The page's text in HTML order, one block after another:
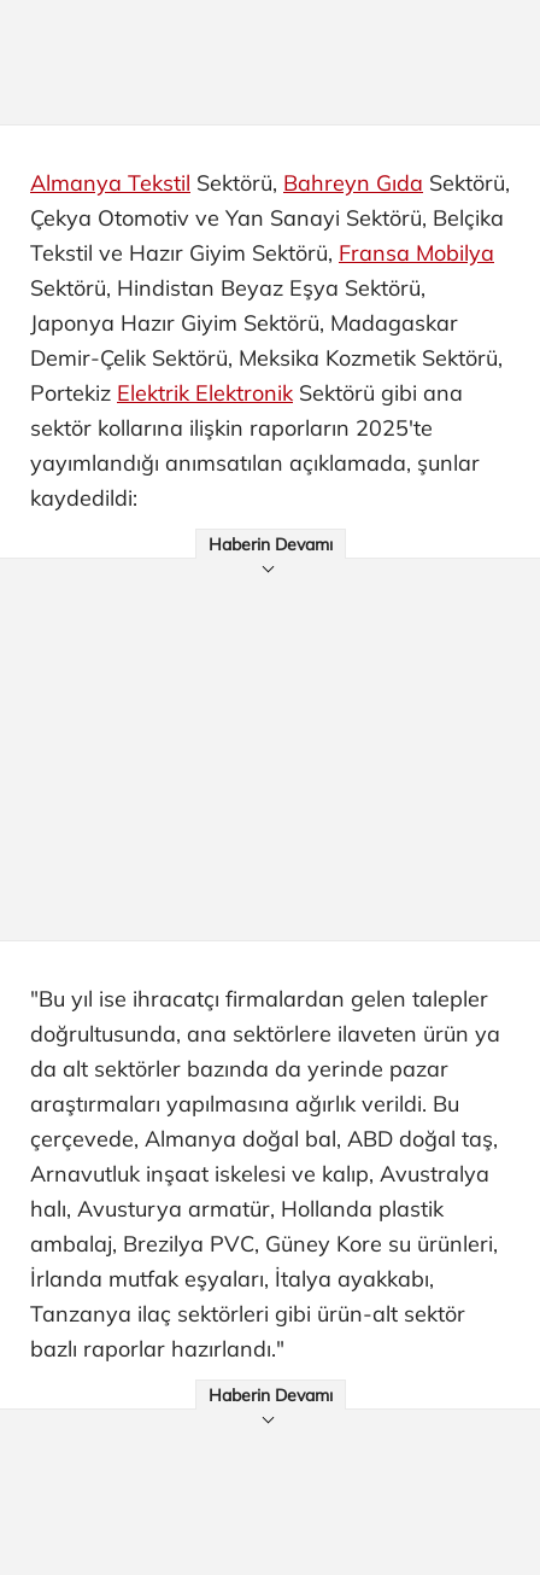
Almanya Tekstil Sektörü, Bahreyn Gıda Sektörü,
Çekya Otomotiv ve Yan Sanayi ​Sektörü, Belçika
Tekstil ve Hazır Giyim Sektörü, Fransa Mobilya
Sektörü, Hindistan Beyaz Eşya Sektörü,
Japonya Hazır Giyim Sektörü, Madagaskar
Demir-Çelik Sektörü, Meksika Kozmetik Sektörü,
Portekiz Elektrik Elektronik Sektörü gibi ana
sektör kollarına ilişkin raporların 2025'te
yayımlandığı anımsatılan açıklamada, şunlar
kaydedildi:
Haberin Devamı
"Bu yıl ise ihracatçı firmalardan gelen talepler
doğrultusunda, ana sektörlere ilaveten ürün ya
da alt sektörler bazında da yerinde pazar
araştırmaları yapılmasına ağırlık verildi. Bu
çerçevede, Almanya doğal bal, ABD doğal taş,
Arnavutluk inşaat iskelesi ve kalıp, Avustralya
halı, Avusturya armatür, Hollanda plastik
ambalaj, Brezilya PVC, Güney Kore su ürünleri,
İrlanda mutfak eşyaları, İtalya ayakkabı,
Tanzanya ilaç sektörleri gibi ürün-alt sektör
bazlı raporlar hazırlandı."
Haberin Devamı